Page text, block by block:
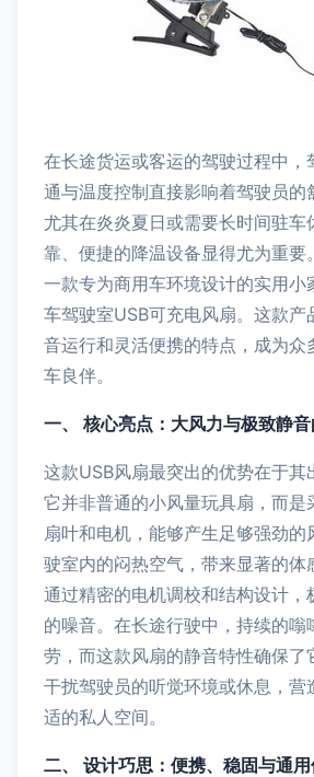
在长途货运或客运的驾驶过程中，
通与温度控制直接影响着驾驶员的
尤其在炎炎夏日或需要长时间驻车
靠、便捷的降温设备显得尤为重要
一款专为商用车环境设计的实用
车驾驶室USB可充电风扇。这款产
音运行和灵活便携的特点，成为众
车良伴。
一、 核心亮点：大风力与极致静
这款USB风扇最突出的优势在于其
它并非普通的小风量玩具扇，而是
扇叶和电机，能够产生足够强劲的
驶室内的闷热空气，带来显著的体
通过精密的电机调校和结构设计，
的噪音。在长途行驶中，持续的嗡
劳，而这款风扇的静音特性确保了
干扰驾驶员的听觉环境或休息，营
适的私人空间。
二、 设计巧思：便携、稳固与通